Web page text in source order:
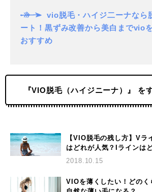
vio脱毛・ハイジ二ーナなら
ート！黒ずみ改善から美白までvio
おすすめ
『VIO脱毛（ハイジニーナ）』 を
【VIO脱毛の残し方】Vラ
はどれが人気？Iラインは
2018.10.15
VIOを薄くしたい！どのく